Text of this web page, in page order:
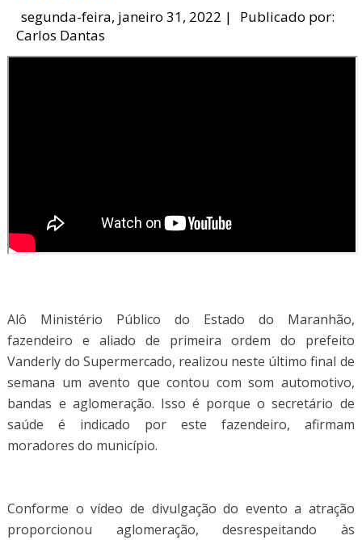
segunda-feira, janeiro 31, 2022 |
Publicado por:
Carlos Dantas
Alô Ministério Público do Estado do Maranhão,
fazendeiro e aliado de primeira ordem do prefeito
Vanderly do Supermercado, realizou neste último final de
semana um avento que contou com som automotivo,
bandas e aglomeração. Isso é porque o secretário de
saúde é indicado por este fazendeiro, afirmam
moradores do município.
Conforme o vídeo de divulgação do evento a atração
proporcionou aglomeração, desrespeitando às